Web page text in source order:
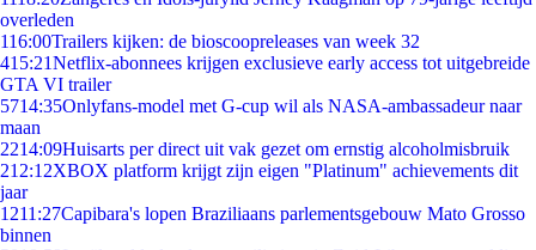
overleden
116:00Trailers kijken: de bioscoopreleases van week 32
415:21Netflix-abonnees krijgen exclusieve early access tot uitgebreide
GTA VI trailer
5714:35Onlyfans-model met G-cup wil als NASA-ambassadeur naar
maan
2214:09Huisarts per direct uit vak gezet om ernstig alcoholmisbruik
212:12XBOX platform krijgt zijn eigen "Platinum" achievements dit
jaar
1211:27Capibara's lopen Braziliaans parlementsgebouw Mato Grosso
binnen